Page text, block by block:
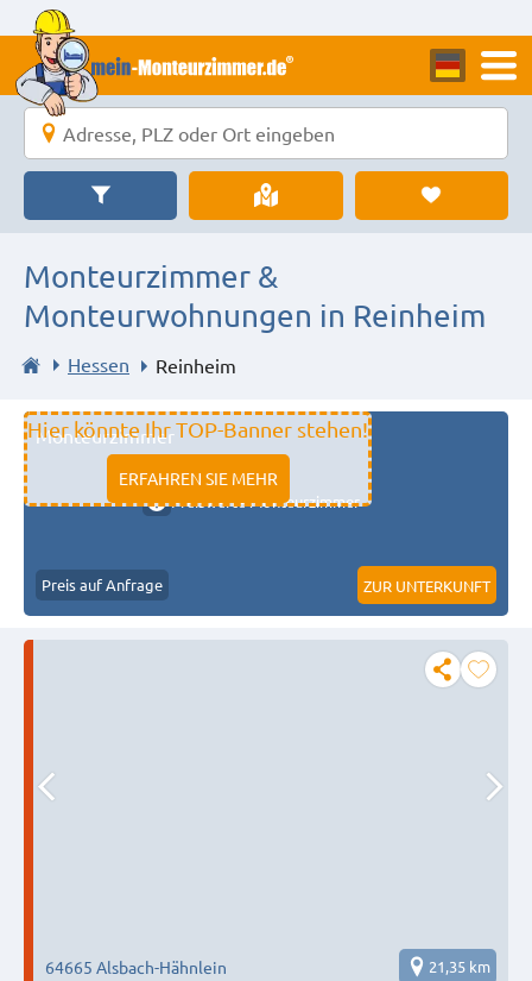
Monteurzimmer &
Monteurwohnungen in Reinheim
Hessen Reinheim
Hier könnte Ihr TOP-Banner stehen!
ERFAHREN SIE MEHR
Monteurzimmer
11333 fulda
Preiswerte Monteurzimmer
Preis auf Anfrage ZUR UNTERKUNFT
64665 Alsbach-Hähnlein 21,35 km